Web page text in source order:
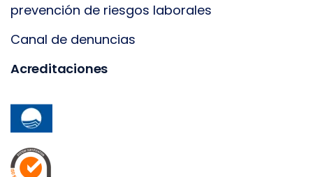
prevención de riesgos laborales
Canal de denuncias
Acreditaciones